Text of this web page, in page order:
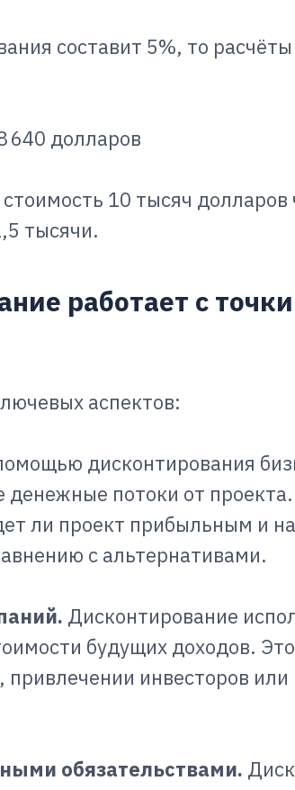
составит 5%, то
640 долларов
10 тысяч долларов
тысячи.
работает с
аспектов:
дисконтирования
денежные потоки от
ли проект прибыльным и
с альтернативами.
Дисконтирование
будущих доходов.
, привлечении инвесторов
обязательствами.